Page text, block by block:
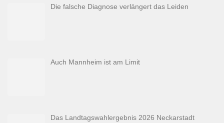
Die falsche Diagnose verlängert das Leiden
Auch Mannheim ist am Limit
Das Landtagswahlergebnis 2026 Neckarstadt